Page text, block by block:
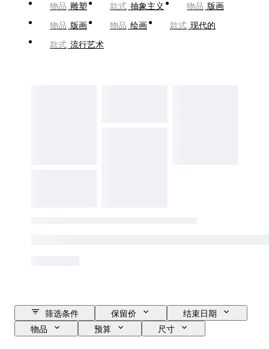
物品 雕塑 款式 抽象主义 物品 版画
物品 版画 物品 绘画 款式 现代的
款式 流行艺术
筛选条件 保留价
结束日期
物品
预算
尺寸